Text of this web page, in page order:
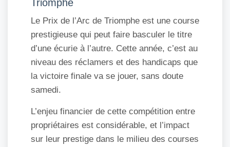
Triomphe
Le Prix de l’Arc de Triomphe est une course
prestigieuse qui peut faire basculer le titre
d’une écurie à l’autre. Cette année, c’est au
niveau des réclamers et des handicaps que
la victoire finale va se jouer, sans doute
samedi.
L’enjeu financier de cette compétition entre
propriétaires est considérable, et l’impact
sur leur prestige dans le milieu des courses